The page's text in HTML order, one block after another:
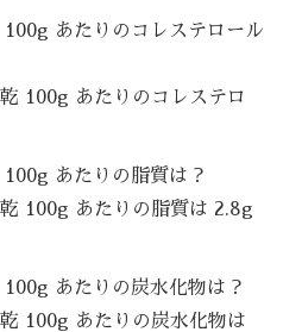
あたりのコレステロール
100g あたりのコレステロ
あたりの脂質は？
100g あたりの脂質は 2.8g
あたりの炭水化物は？
100g あたりの炭水化物は